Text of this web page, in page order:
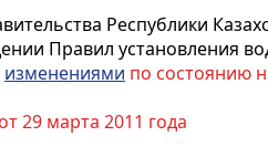
Республики
Правил установления
изменениями по состоянию
29 марта 2011 года